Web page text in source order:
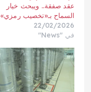
عقد صفقة.. ويبحث خيار
السماح بـ«تخصيب رمزي»
22/02/2026
في "News"